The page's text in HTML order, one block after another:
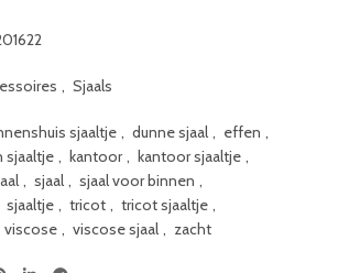
, Sjaals
sjaaltje , dunne sjaal , effen ,
sjaaltje , kantoor , kantoor sjaaltje ,
, sjaal , sjaal voor binnen ,
sjaaltje , tricot , tricot sjaaltje ,
viscose , viscose sjaal , zacht